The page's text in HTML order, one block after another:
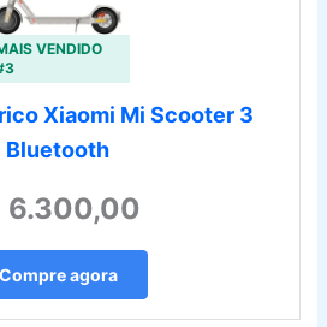
VENDIDO
Xiaomi Mi Scooter 3
Bluetooth
6.300,00
Compre agora